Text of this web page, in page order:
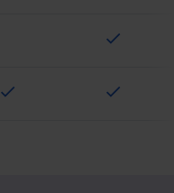
check
check check